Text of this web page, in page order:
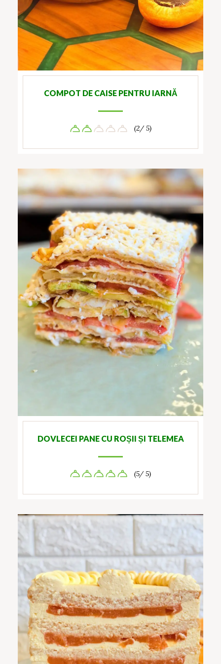
COMPOT DE CAISE PENTRU IARNĂ
(2/ 5)
DOVLECEI PANE CU ROȘII ȘI TELEMEA
(5/ 5)